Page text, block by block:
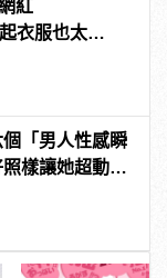
紅
衣服也太
「男人性感瞬
樣讓她超動